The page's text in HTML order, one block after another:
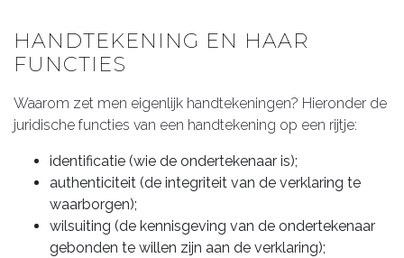
HANDTEKENING EN HAAR
FUNCTIES
Waarom zet men eigenlijk handtekeningen? Hieronder de
juridische functies van een handtekening op een rijtje:
identificatie (wie de ondertekenaar is);
authenticiteit (de integriteit van de verklaring te
waarborgen);
wilsuiting (de kennisgeving van de ondertekenaar
gebonden te willen zijn aan de verklaring);